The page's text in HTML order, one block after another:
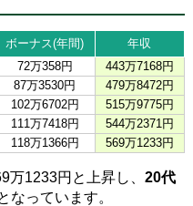
ボーナス(年間)
年収
72万358円
443万7168円
87万3530円
479万8472円
102万6702円
515万9775円
111万7418円
544万2371円
118万1366円 569万1233円
1233円と上昇し、 20代
なっています。